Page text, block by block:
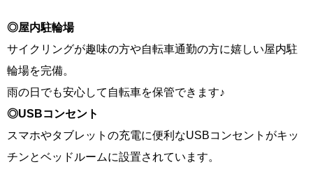
◎屋内駐輪場
サイクリングが趣味の方や自転車通勤の方に嬉しい屋内駐
輪場を完備。
雨の日でも安心して自転車を保管できます♪
◎USBコンセント
スマホやタブレットの充電に便利なUSBコンセントがキッ
チンとベッドルームに設置されています。